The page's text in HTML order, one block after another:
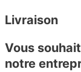
Livraison
Vous
notre